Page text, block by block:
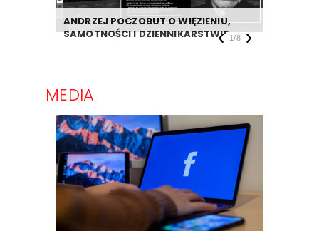
ANDRZEJ POCZOBUT O WIĘZIENIU,
SAMOTNOŚCI I DZIENNIKARSTWIE1/8
MEDIA